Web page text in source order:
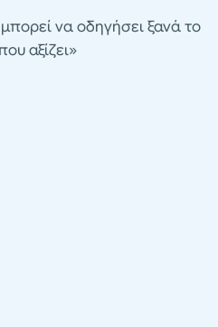
να οδηγήσει ξανά το
αξίζει»